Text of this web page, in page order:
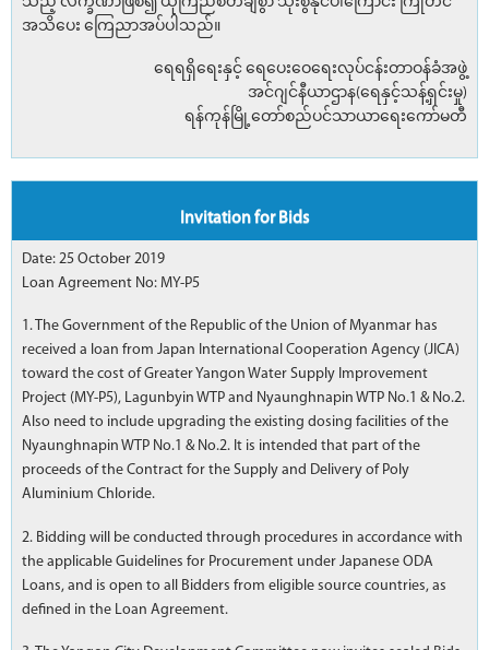
အသိပေး ကြေညာအပ်ပါသည်။
ရေရရှိရေးနှင့် ရေပေးဝေရေးလုပ်ငန်းတာဝန်ခံအဖွဲ့
အင်ဂျင်နီယာဌာန(ရေနှင့်သန့်ရှင်းမှု)
ရန်ကုန်မြို့တော်စည်ပင်သာယာရေးကော်မတီ
Invitation for Bids
Date: 25 October 2019
Loan Agreement No: MY-P5
1. The Government of the Republic of the Union of Myanmar has
received a loan from Japan International Cooperation Agency (JICA)
toward the cost of Greater Yangon Water Supply Improvement
Project (MY-P5), Lagunbyin WTP and Nyaunghnapin WTP No.1 & No.2.
Also need to include upgrading the existing dosing facilities of the
Nyaunghnapin WTP No.1 & No.2. It is intended that part of the
proceeds of the Contract for the Supply and Delivery of Poly
Aluminium Chloride.
2. Bidding will be conducted through procedures in accordance with
the applicable Guidelines for Procurement under Japanese ODA
Loans, and is open to all Bidders from eligible source countries, as
defined in the Loan Agreement.